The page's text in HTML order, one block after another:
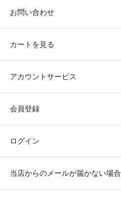
お問い合わせ
カートを見る
アカウントサービス
会員登録
ログイン
当店からのメールが届かない場合